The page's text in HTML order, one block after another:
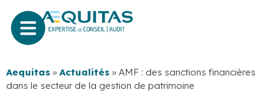
Aequitas » Actualités » AMF : des sanctions financières
dans le secteur de la gestion de patrimoine